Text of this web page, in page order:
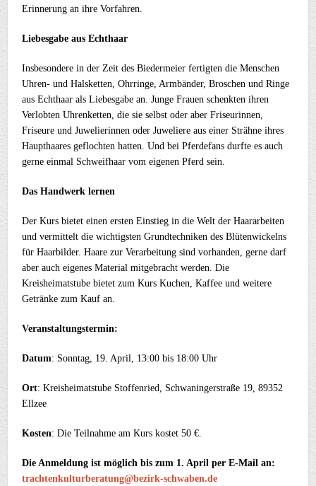
Erinnerung an ihre Vorfahren.
Liebesgabe aus Echthaar
Insbesondere in der Zeit des Biedermeier fertigten die Menschen
Uhren- und Halsketten, Ohrringe, Armbänder, Broschen und Ringe
aus Echthaar als Liebesgabe an. Junge Frauen schenkten ihren
Verlobten Uhrenketten, die sie selbst oder aber Friseurinnen,
Friseure und Juwelierinnen oder Juweliere aus einer Strähne ihres
Haupthaares geflochten hatten. Und bei Pferdefans durfte es auch
gerne einmal Schweifhaar vom eigenen Pferd sein.
Das Handwerk lernen
Der Kurs bietet einen ersten Einstieg in die Welt der Haararbeiten
und vermittelt die wichtigsten Grundtechniken des Blütenwickelns
für Haarbilder. Haare zur Verarbeitung sind vorhanden, gerne darf
aber auch eigenes Material mitgebracht werden. Die
Kreisheimatstube bietet zum Kurs Kuchen, Kaffee und weitere
Getränke zum Kauf an.
Veranstaltungstermin:
Datum: Sonntag, 19. April, 13:00 bis 18:00 Uhr
Ort: Kreisheimatstube Stoffenried, Schwaningerstraße 19, 89352
Ellzee
Kosten: Die Teilnahme am Kurs kostet 50 €.
Die Anmeldung ist möglich bis zum 1. April per E-Mail an:
trachtenkulturberatung@bezirk-schwaben.de